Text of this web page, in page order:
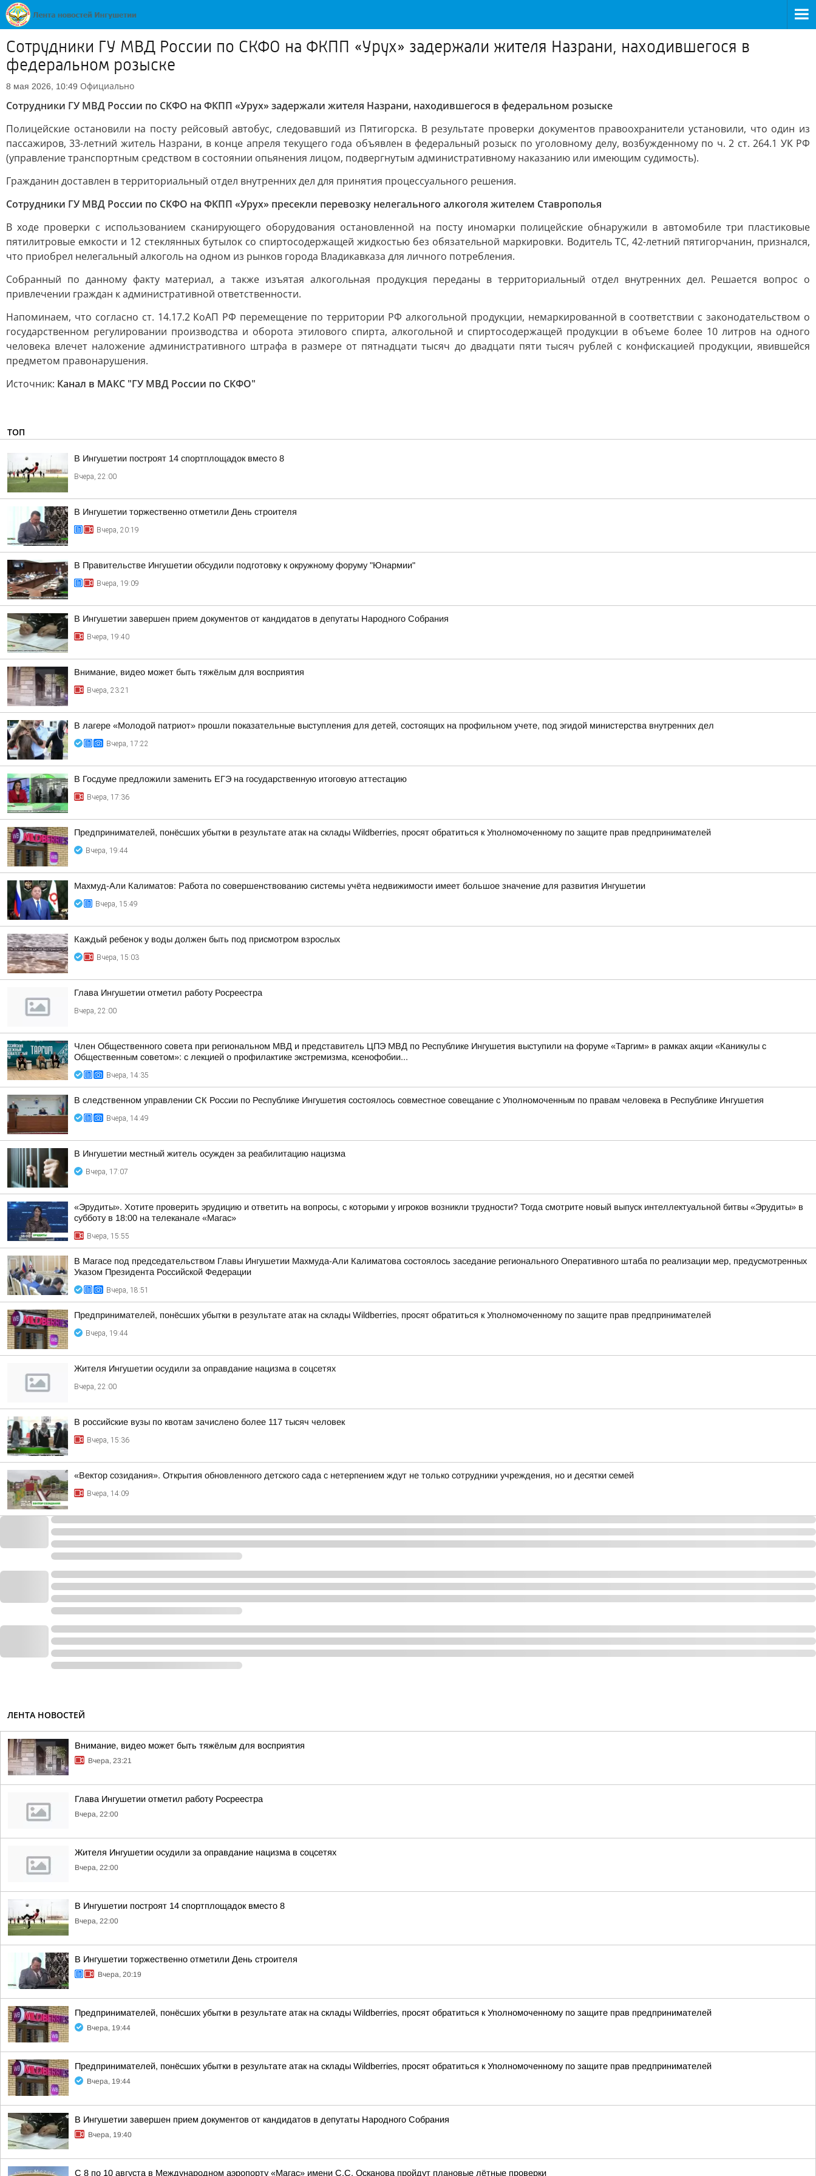
Сотрудники ГУ МВД России по СКФО на ФКПП «Урух» задержали жителя Назрани, находившегося в
федеральном розыске
8 мая 2026, 10:49 Официально
Сотрудники ГУ МВД России по СКФО на ФКПП «Урух» задержали жителя Назрани, находившегося в федеральном розыске
Полицейские остановили на посту рейсовый автобус, следовавший из Пятигорска. В результате проверки документов правоохранители установили, что один из
пассажиров, 33-летний житель Назрани, в конце апреля текущего года объявлен в федеральный розыск по уголовному делу, возбужденному по ч. 2 ст. 264.1 УК РФ
(управление транспортным средством в состоянии опьянения лицом, подвергнутым административному наказанию или имеющим судимость).
Гражданин доставлен в территориальный отдел внутренних дел для принятия процессуального решения.
Сотрудники ГУ МВД России по СКФО на ФКПП «Урух» пресекли перевозку нелегального алкоголя жителем Ставрополья
В ходе проверки с использованием сканирующего оборудования остановленной на посту иномарки полицейские обнаружили в автомобиле три пластиковые
пятилитровые емкости и 12 стеклянных бутылок со спиртосодержащей жидкостью без обязательной маркировки. Водитель ТС, 42-летний пятигорчанин, признался,
что приобрел нелегальный алкоголь на одном из рынков города Владикавказа для личного потребления.
Собранный по данному факту материал, а также изъятая алкогольная продукция переданы в территориальный отдел внутренних дел. Решается вопрос о
привлечении граждан к административной ответственности.
Напоминаем, что согласно ст. 14.17.2 КоАП РФ перемещение по территории РФ алкогольной продукции, немаркированной в соответствии с законодательством о
государственном регулировании производства и оборота этилового спирта, алкогольной и спиртосодержащей продукции в объеме более 10 литров на одного
человека влечет наложение административного штрафа в размере от пятнадцати тысяч до двадцати пяти тысяч рублей с конфискацией продукции, явившейся
предметом правонарушения.
Источник: Канал в МАКС "ГУ МВД России по СКФО"
ТОП
В Ингушетии построят 14 спортплощадок вместо 8
Вчера, 22:00
В Ингушетии торжественно отметили День строителя
Вчера, 20:19
В Правительстве Ингушетии обсудили подготовку к окружному форуму "Юнармии"
Вчера, 19:09
В Ингушетии завершен прием документов от кандидатов в депутаты Народного Собрания
Вчера, 19:40
Внимание, видео может быть тяжёлым для восприятия
Вчера, 23:21
В лагере «Молодой патриот» прошли показательные выступления для детей, состоящих на профильном учете, под эгидой министерства внутренних дел
Вчера, 17:22
В Госдуме предложили заменить ЕГЭ на государственную итоговую аттестацию
Вчера, 17:36
Предпринимателей, понёсших убытки в результате атак на склады Wildberries, просят обратиться к Уполномоченному по защите прав предпринимателей
Вчера, 19:44
Махмуд-Али Калиматов: Работа по совершенствованию системы учёта недвижимости имеет большое значение для развития Ингушетии
Вчера, 15:49
Каждый ребенок у воды должен быть под присмотром взрослых
Вчера, 15:03
Глава Ингушетии отметил работу Росреестра
Вчера, 22:00
Член Общественного совета при региональном МВД и представитель ЦПЭ МВД по Республике Ингушетия выступили на форуме «Таргим» в рамках акции «Каникулы с
Общественным советом»: с лекцией о профилактике экстремизма, ксенофобии...
Вчера, 14:35
В следственном управлении СК России по Республике Ингушетия состоялось совместное совещание с Уполномоченным по правам человека в Республике Ингушетия
Вчера, 14:49
В Ингушетии местный житель осужден за реабилитацию нацизма
Вчера, 17:07
«Эрудиты». Хотите проверить эрудицию и ответить на вопросы, с которыми у игроков возникли трудности? Тогда смотрите новый выпуск интеллектуальной битвы «Эрудиты» в
субботу в 18:00 на телеканале «Магас»
Вчера, 15:55
В Магасе под председательством Главы Ингушетии Махмуда-Али Калиматова состоялось заседание регионального Оперативного штаба по реализации мер, предусмотренных
Указом Президента Российской Федерации
Вчера, 18:51
Предпринимателей, понёсших убытки в результате атак на склады Wildberries, просят обратиться к Уполномоченному по защите прав предпринимателей
Вчера, 19:44
Жителя Ингушетии осудили за оправдание нацизма в соцсетях
Вчера, 22:00
В российские вузы по квотам зачислено более 117 тысяч человек
Вчера, 15:36
«Вектор созидания». Открытия обновленного детского сада с нетерпением ждут не только сотрудники учреждения, но и десятки семей
Вчера, 14:09
ЛЕНТА НОВОСТЕЙ
Внимание, видео может быть тяжёлым для восприятия
Вчера, 23:21
Глава Ингушетии отметил работу Росреестра
Вчера, 22:00
Жителя Ингушетии осудили за оправдание нацизма в соцсетях
Вчера, 22:00
В Ингушетии построят 14 спортплощадок вместо 8
Вчера, 22:00
В Ингушетии торжественно отметили День строителя
Вчера, 20:19
Предпринимателей, понёсших убытки в результате атак на склады Wildberries, просят обратиться к Уполномоченному по защите прав предпринимателей
Вчера, 19:44
Предпринимателей, понёсших убытки в результате атак на склады Wildberries, просят обратиться к Уполномоченному по защите прав предпринимателей
Вчера, 19:44
В Ингушетии завершен прием документов от кандидатов в депутаты Народного Собрания
Вчера, 19:40
С 8 по 10 августа в Международном аэропорту «Магас» имени С.С. Осканова пройдут плановые лётные проверки